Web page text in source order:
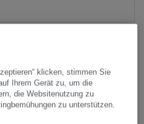
Alle Designs anzeigen (200)
klicken, stimmen Sie
Ihrem Gerät zu, um die
die Websitenutzung zu
zu unterstützen.